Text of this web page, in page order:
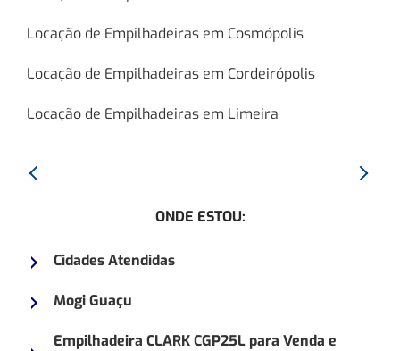
Locação de Empilhadeiras em Cosmópolis
Locação de Empilhadeiras em Cordeirópolis
Locação de Empilhadeiras em Limeira
Anterior:
ONDE ESTOU:
Cidades Atendidas
Mogi Guaçu
Empilhadeira CLARK CGP25L para Venda e